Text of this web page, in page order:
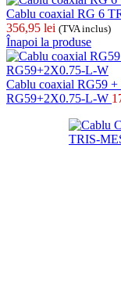
Cablu coaxial RG 6
356,95 lei (TVA inclus)
Înapoi la produse
Cablu coaxial RG59
RG59+2X0.75-L-W